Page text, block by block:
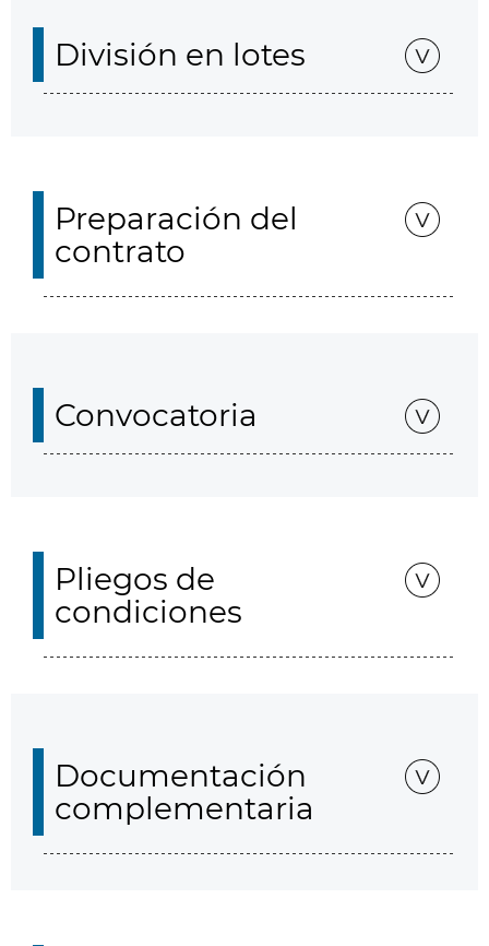
División en lotes
Preparación del
contrato
Convocatoria
Pliegos de
condiciones
Documentación
complementaria